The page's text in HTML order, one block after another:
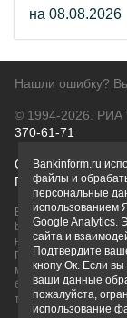
на 08.08.2026
Нашли ошибку?
© 1994-2026. РИА
370-61-71
О проекте
Правовая
Вся информация о
bankinform.ru, носит
не является
ГК РФ. Информация
может быть
банков или при
товарные знаки
Bankinform.ru
файлы и
персональные
использованием
Google Analytics.
сайта и
Подтвердите
кнопу Ок. Если
ваши данные
пожалуйста,
использование